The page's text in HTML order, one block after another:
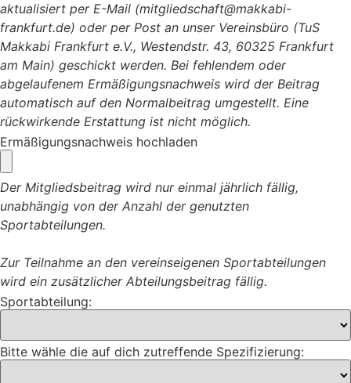
aktualisiert per E-Mail (mitgliedschaft@makkabi-
frankfurt.de) oder per Post an unser Vereinsbüro (TuS
Makkabi Frankfurt e.V., Westendstr. 43, 60325 Frankfurt
am Main) geschickt werden. Bei fehlendem oder
abgelaufenem Ermäßigungsnachweis wird der Beitrag
automatisch auf den Normalbeitrag umgestellt. Eine
rückwirkende Erstattung ist nicht möglich.
Ermäßigungsnachweis hochladen
Der Mitgliedsbeitrag wird nur einmal jährlich fällig,
unabhängig von der Anzahl der genutzten
Sportabteilungen.
Zur Teilnahme an den vereinseigenen Sportabteilungen
wird ein zusätzlicher Abteilungsbeitrag fällig.
Sportabteilung:
Bitte wähle die auf dich zutreffende Spezifizierung: